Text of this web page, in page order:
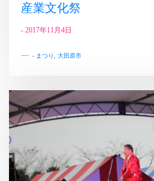
産業文化祭
- 2017年11月4日
- まつり 大田原市